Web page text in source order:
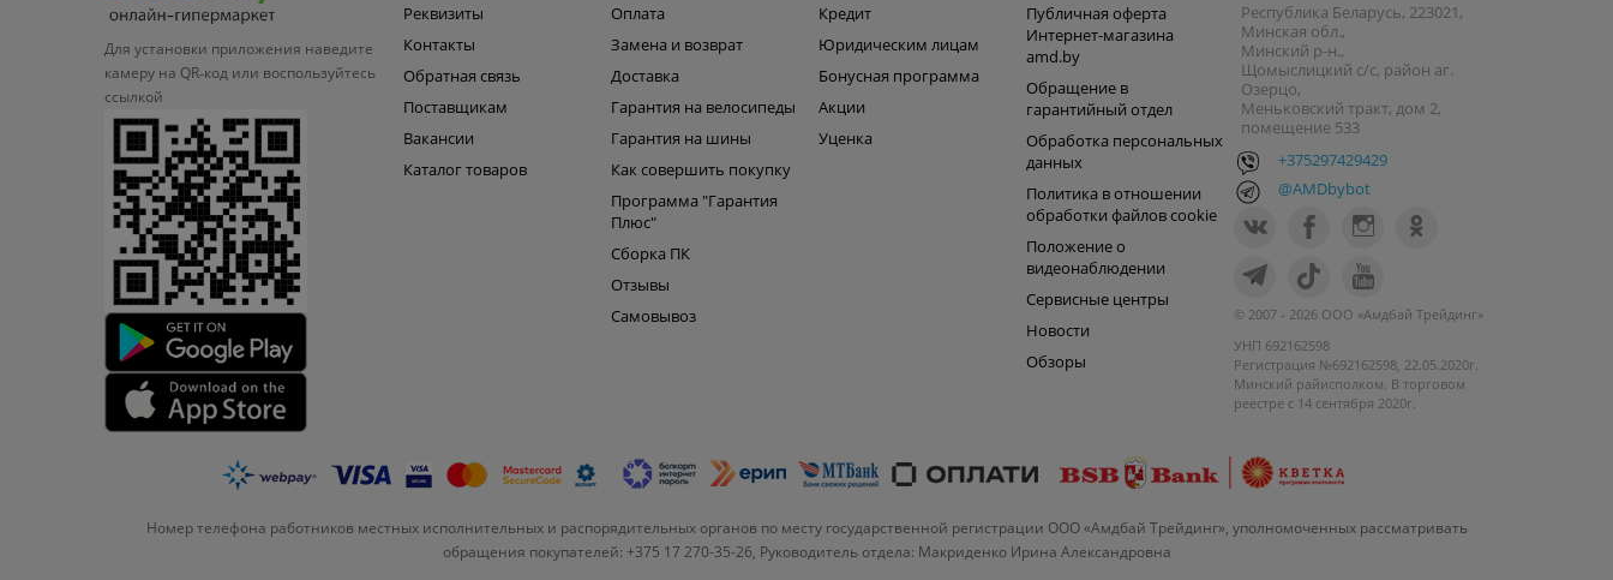
Для установки приложения наведите
камеру на QR‑код или воспользуйтесь
ссылкой
Реквизиты
Контакты
Обратная связь
Поставщикам
Вакансии
Каталог товаров
Оплата
Замена и возврат
Доставка
Гарантия на велосипеды
Гарантия на шины
Как совершить покупку
Программа "Гарантия
Плюс"
Сборка ПК
Отзывы
Самовывоз
Кредит
Юридическим лицам
Бонусная программа
Акции
Уценка
Публичная оферта
Интернет-магазина
amd.by
Обращение в
гарантийный отдел
Обработка персональных
данных
Политика в отношении
обработки файлов cookie
Положение о
видеонаблюдении
Сервисные центры
Новости
Обзоры
Республика Беларусь, 223021,
Минская обл.,
Минский р-н.,
Щомыслицкий с/с, район аг.
Озерцо,
Меньковский тракт, дом 2,
помещение 533
+375297429429
@AMDbybot
© 2007 - 2026 ООО «Амдбай Трейдинг»
УНП 692162598
Регистрация №692162598, 22.05.2020г.
Минский райисполком. В торговом
реестре с 14 сентября 2020г.
Номер телефона работников местных исполнительных и распорядительных органов по месту государственной регистрации ООО «Амдбай Трейдинг», уполномоченных рассматривать
обращения покупателей: +375 17 270-35-26, Руководитель отдела: Макриденко Ирина Александровна